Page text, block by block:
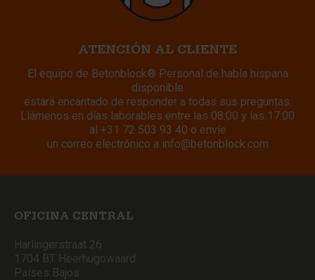
ATENCIÓN AL CLIENTE
El equipo de Betonblock® Personal de habla hispana
disponible
estará encantado de responder a todas sus preguntas.
Llámenos en días laborables entre las 08:00 y las 17:00
al +31 72 503 93 40 o envíe
un correo electrónico a info@betonblock.com
OFICINA CENTRAL
Harlingerstraat 26
1704 BT Heerhugowaard
Países Bajos